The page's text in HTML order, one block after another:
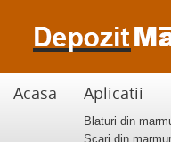
Acasa Aplicatii
Blaturi din
Scari din